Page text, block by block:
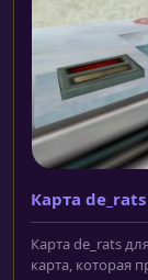
Карта de_rats
Карта de_rats
карта, которая